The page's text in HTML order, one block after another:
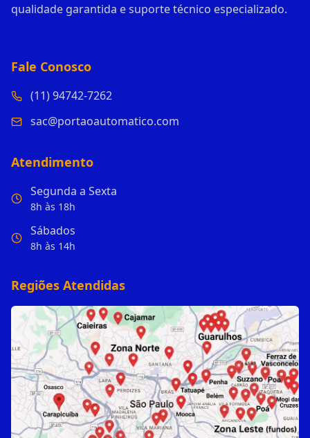
qualidade garantida e suporte técnico especializado.
Fale Conosco
(11) 94742-7262
sac@portaoautomatico.com
Atendimento
Segunda a Sexta
8h às 18h
Sábados
8h às 14h
Regiões Atendidas